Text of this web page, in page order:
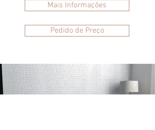
Mais Informações
Pedido de Preço